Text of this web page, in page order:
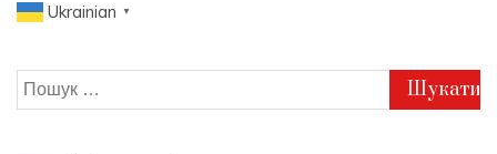
Ukrainian ▼
Пошук: